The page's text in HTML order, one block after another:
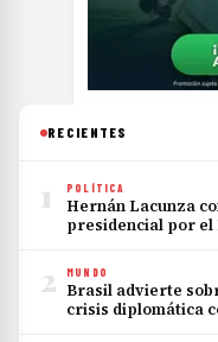
RECIENTES
1 POLÍTICA
Hernán Lacunza
presidencial por el
2 MUNDO
Brasil advierte
crisis diplomática